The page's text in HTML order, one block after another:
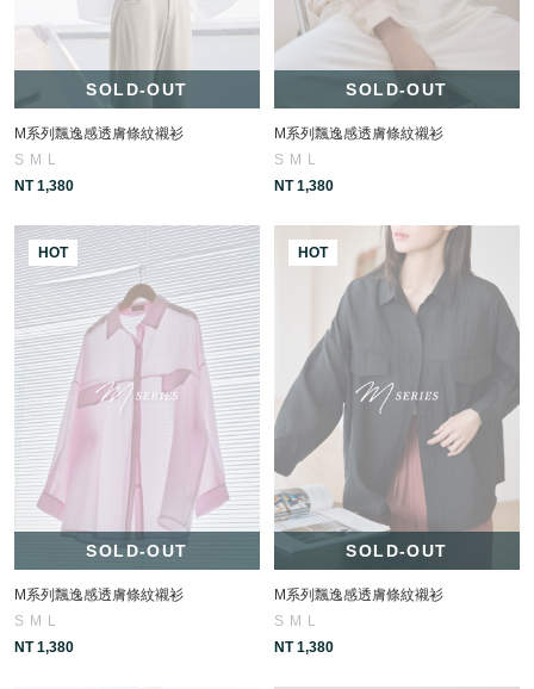
SOLD-OUT
M系列飄逸感透膚條紋襯衫
S M
L
NT 1,380
SOLD-OUT
M系列飄逸感透膚條紋襯衫
S M
L
NT 1,380
SOLD-OUT
HOT
M系列飄逸感透膚條紋襯衫
S M L
NT 1,380
SOLD-OUT
HOT
M系列飄逸感透膚條紋襯衫
S M L
NT 1,380